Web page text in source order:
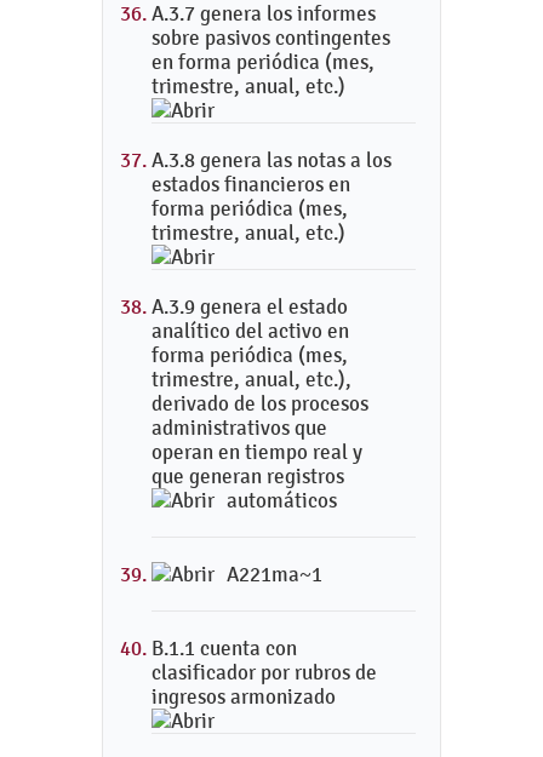
A.3.7 genera los informes
sobre pasivos contingentes
en forma periódica (mes,
trimestre, anual, etc.)
A.3.8 genera las notas a los
estados financieros en
forma periódica (mes,
trimestre, anual, etc.)
A.3.9 genera el estado
analítico del activo en
forma periódica (mes,
trimestre, anual, etc.),
derivado de los procesos
administrativos que
operan en tiempo real y
que generan registros
automáticos
A221ma~1
B.1.1 cuenta con
clasificador por rubros de
ingresos armonizado